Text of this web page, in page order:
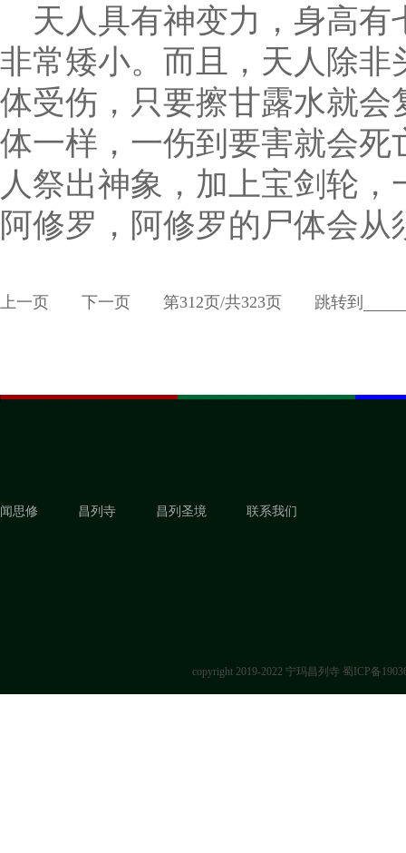
天人具有神变力，身高
非常矮小。而且，天人除
体受伤，只要擦甘露水就
体一样，一伤到要害就会
人祭出神象，加上宝剑轮
阿修罗，阿修罗的尸体会
上一页 下一页 第312页/共323页 跳转到
闻思修 昌列寺 昌列圣境 联系我们
copyright 2019-2022 宁玛昌列寺 蜀ICP备